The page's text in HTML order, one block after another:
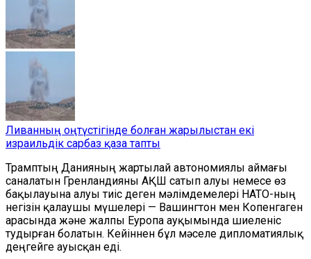
Ливанның оңтүстігінде болған жарылыстан екі
израильдік сарбаз қаза тапты
Трамптың Данияның жартылай автономиялы аймағы
саналатын Гренландияны АҚШ сатып алуы немесе өз
бақылауына алуы тиіс деген мәлімдемелері НАТО-ның
негізін қалаушы мүшелері — Вашингтон мен Копенгаген
арасында және жалпы Еуропа ауқымында шиеленіс
тудырған болатын. Кейіннен бұл мәселе дипломатиялық
деңгейге ауысқан еді.